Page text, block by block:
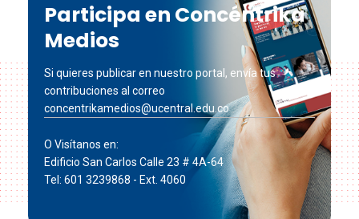
Participa en Concéntrika
Medios
Si quieres publicar en nuestro portal, envía tus
contribuciones al correo
concentrikamedios@ucentral.edu.co
O Visítanos en:
Edificio San Carlos Calle 23 # 4A-64
Tel: 601 3239868 - Ext. 4060